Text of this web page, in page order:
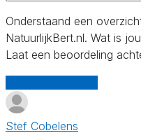
Onderstaand een
NatuurlijkBert.nl. Wat is
Laat een beoordeling
Stef Cobelens